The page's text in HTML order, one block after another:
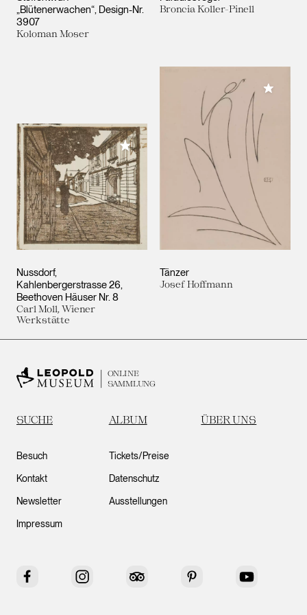
„Blütenerwachen“, Design-Nr.
3907
Koloman Moser
Broncia Koller-Pinell
Nussdorf,
Kahlenbergerstrasse 26,
Beethoven Häuser Nr. 8
Carl Moll, Wiener
Werkstätte
Meiner Sammlung hinzufügen
Tänzer
Josef Hoffmann
Meiner
ONLINE
SAMMLUNG
SUCHE ALBUM ÜBER UNS
Besuch
Kontakt
Newsletter
Impressum
Tickets/Preise
Datenschutz
Ausstellungen
Facebook Instagram Tripadvisor Pinterest YouTube